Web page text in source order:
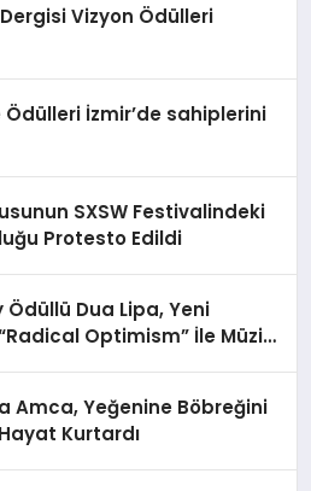
Dergisi Vizyon Ödülleri
Ödülleri İzmir’de sahiplerini
SXSW Festivalindeki
Protesto Edildi
Dua Lipa, Yeni
Optimism” İle Müzik
Amca, Yeğenine Böbreğini
Kurtardı